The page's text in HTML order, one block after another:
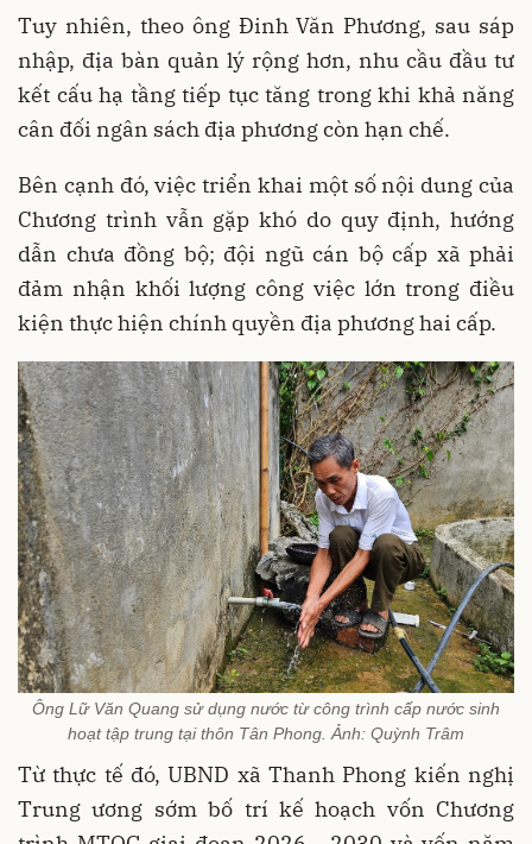
Tuy nhiên, theo ông Đinh Văn Phương, sau sáp
nhập, địa bàn quản lý rộng hơn, nhu cầu đầu tư
kết cấu hạ tầng tiếp tục tăng trong khi khả năng
cân đối ngân sách địa phương còn hạn chế.
Bên cạnh đó, việc triển khai một số nội dung của
Chương trình vẫn gặp khó do quy định, hướng
dẫn chưa đồng bộ; đội ngũ cán bộ cấp xã phải
đảm nhận khối lượng công việc lớn trong điều
kiện thực hiện chính quyền địa phương hai cấp.
Ông Lữ Văn Quang sử dụng nước từ công trình cấp nước sinh
hoạt tập trung tại thôn Tân Phong. Ảnh: Quỳnh Trâm
Từ thực tế đó, UBND xã Thanh Phong kiến nghị
Trung ương sớm bố trí kế hoạch vốn Chương